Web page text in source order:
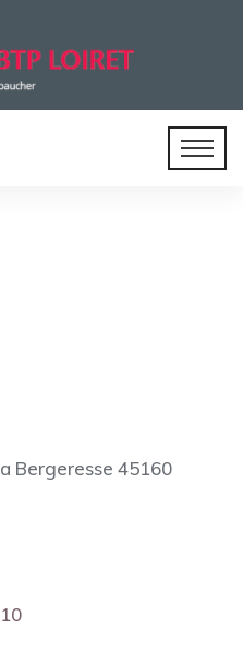
Bergeresse 45160